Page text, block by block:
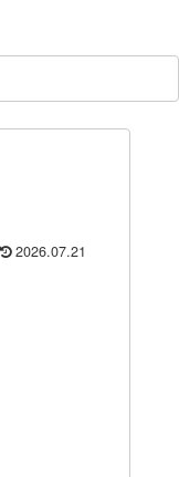
2026.07.21